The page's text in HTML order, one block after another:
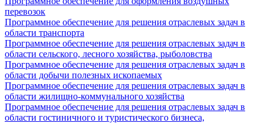
перевозок
Программное обеспечение для решения отраслевых задач в
области транспорта
Программное обеспечение для решения отраслевых задач в
области сельского, лесного хозяйства, рыболовства
Программное обеспечение для решения отраслевых задач в
области добычи полезных ископаемых
Программное обеспечение для решения отраслевых задач в
области жилищно-коммунального хозяйства
Программное обеспечение для решения отраслевых задач в
области гостиничного и туристического бизнеса,